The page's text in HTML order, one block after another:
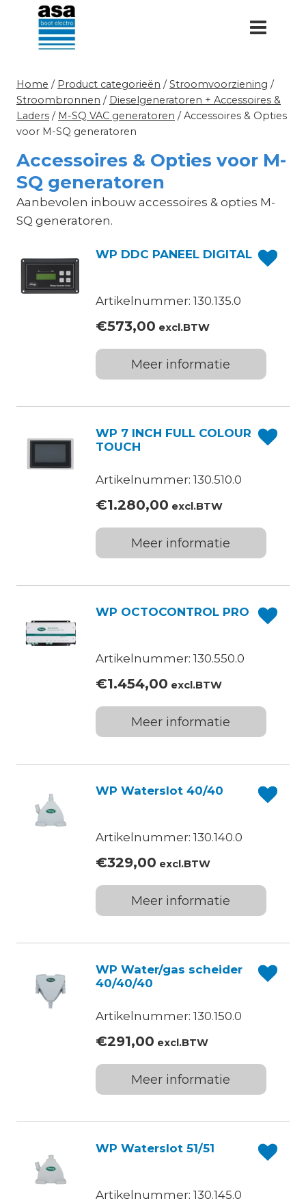
Doorgaan
inhoud
Home / Product categorieën / Stroomvoorziening /
Stroombronnen / Dieselgeneratoren + Accessoires &
Laders / M-SQ VAC generatoren / Accessoires & Opties
voor M-SQ generatoren
Accessoires & Opties voor M-
SQ generatoren
Aanbevolen inbouw accessoires & opties M-
SQ generatoren.
WP DDC PANEEL DIGITAL
Artikelnummer: 130.135.0
€573,00 excl.BTW
Meer informatie
WP 7 INCH FULL COLOUR
TOUCH
Artikelnummer: 130.510.0
€1.280,00 excl.BTW
Meer informatie
WP OCTOCONTROL PRO
Artikelnummer: 130.550.0
€1.454,00 excl.BTW
Meer informatie
WP Waterslot 40/40
Artikelnummer: 130.140.0
€329,00 excl.BTW
Meer informatie
WP Water/gas scheider
40/40/40
Artikelnummer: 130.150.0
€291,00 excl.BTW
Meer informatie
WP Waterslot 51/51
Artikelnummer: 130.145.0